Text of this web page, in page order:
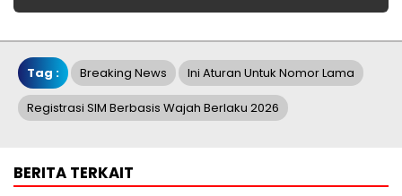
Tag : Breaking News Ini Aturan Untuk Nomor Lama
Registrasi SIM Berbasis Wajah Berlaku 2026
BERITA TERKAIT